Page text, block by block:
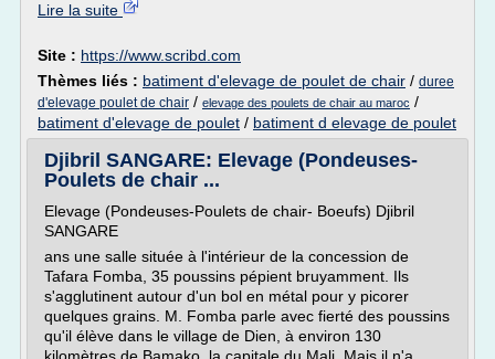
Lire la suite
Site : https://www.scribd.com
Thèmes liés : batiment d'elevage de poulet de chair / duree
d'elevage poulet de chair / elevage des poulets de chair au maroc /
batiment d'elevage de poulet / batiment d elevage de poulet
Djibril SANGARE: Elevage (Pondeuses-
Poulets de chair ...
Elevage (Pondeuses-Poulets de chair- Boeufs) Djibril
SANGARE
ans une salle située à l'intérieur de la concession de
Tafara Fomba, 35 poussins pépient bruyamment. Ils
s'agglutinent autour d'un bol en métal pour y picorer
quelques grains. M. Fomba parle avec fierté des poussins
qu'il élève dans le village de Dien, à environ 130